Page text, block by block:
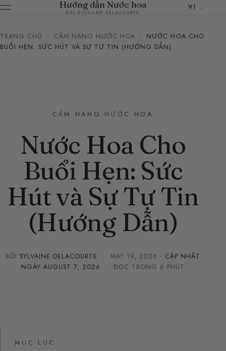
Hướng dẫn Nước hoa
BỞI SYLVAINE DELACOURTE
VI
TRANG CHỦ › CẨM NANG NƯỚC HOA › NƯỚC HOA CHO
BUỔI HẸN: SỨC HÚT VÀ SỰ TỰ TIN (HƯỚNG DẪN)
CẨM NANG NƯỚC HOA
Nước Hoa Cho
Buổi Hẹn: Sức
Hút và Sự Tự Tin
(Hướng Dẫn)
BỞI SYLVAINE DELACOURTE · MAY 19, 2026 · CẬP NHẬT
NGÀYAUGUST 7, 2026 · ĐỌC TRONG 6 PHÚT
MỤC LỤC